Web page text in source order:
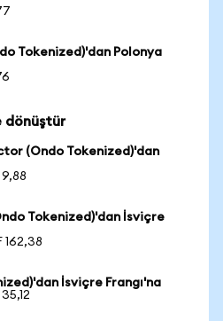
Tokenized)'dan Polonya
dönüştür
(Ondo Tokenized)'dan
Tokenized)'dan İsviçre
162,38
İsviçre Frangı'na